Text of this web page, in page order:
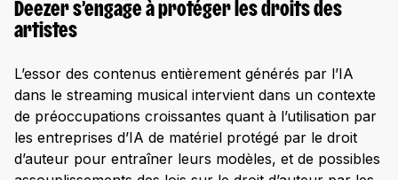
Deezer s’engage à protéger les droits des
artistes
L’essor des contenus entièrement générés par l’IA
dans le streaming musical intervient dans un contexte
de préoccupations croissantes quant à l’utilisation par
les entreprises d’IA de matériel protégé par le droit
d’auteur pour entraîner leurs modèles, et de possibles